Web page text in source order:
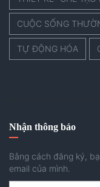
CUỘC SỐNG
TỰ ĐỘNG HÓA
Nhận thông báo
Bằng cách đăng ký,
email của mình.